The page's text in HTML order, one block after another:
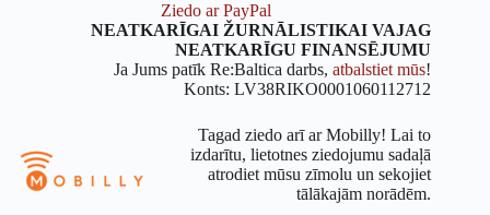
Ziedo ar PayPal
NEATKARĪGAI ŽURNĀLISTIKAI VAJAG
NEATKARĪGU FINANSĒJUMU
Ja Jums patīk Re:Baltica darbs,atbalstiet mūs!
Konts: LV38RIKO0001060112712
Tagad ziedo arī ar Mobilly! Lai to
izdarītu, lietotnes ziedojumu sadaļā
atrodiet mūsu zīmolu un sekojiet
tālākajām norādēm.